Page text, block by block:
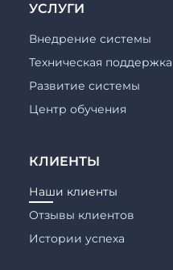
УСЛУГИ
Внедрение системы
Техническая поддержка
Развитие системы
Центр обучения
КЛИЕНТЫ
Наши клиенты
Отзывы клиентов
Истории успеха